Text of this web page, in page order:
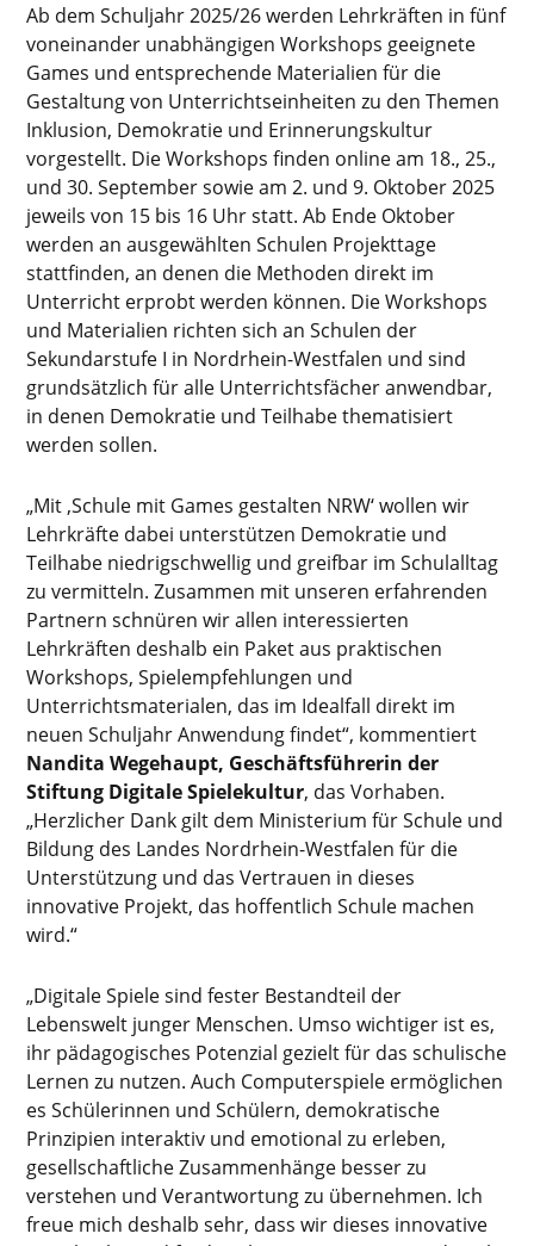
Ab dem Schuljahr 2025/26 werden Lehrkräften in fünf
voneinander unabhängigen Workshops geeignete
Games und entsprechende Materialien für die
Gestaltung von Unterrichtseinheiten zu den Themen
Inklusion, Demokratie und Erinnerungskultur
vorgestellt. Die Workshops finden online am 18., 25.,
und 30. September sowie am 2. und 9. Oktober 2025
jeweils von 15 bis 16 Uhr statt. Ab Ende Oktober
werden an ausgewählten Schulen Projekttage
stattfinden, an denen die Methoden direkt im
Unterricht erprobt werden können. Die Workshops
und Materialien richten sich an Schulen der
Sekundarstufe I in Nordrhein-Westfalen und sind
grundsätzlich für alle Unterrichtsfächer anwendbar,
in denen Demokratie und Teilhabe thematisiert
werden sollen.
„Mit ‚Schule mit Games gestalten NRW‘ wollen wir
Lehrkräfte dabei unterstützen Demokratie und
Teilhabe niedrigschwellig und greifbar im Schulalltag
zu vermitteln. Zusammen mit unseren erfahrenden
Partnern schnüren wir allen interessierten
Lehrkräften deshalb ein Paket aus praktischen
Workshops, Spielempfehlungen und
Unterrichtsmaterialen, das im Idealfall direkt im
neuen Schuljahr Anwendung findet“, kommentiert
Nandita Wegehaupt, Geschäftsführerin der
Stiftung Digitale Spielekultur, das Vorhaben.
„Herzlicher Dank gilt dem Ministerium für Schule und
Bildung des Landes Nordrhein-Westfalen für die
Unterstützung und das Vertrauen in dieses
innovative Projekt, das hoffentlich Schule machen
wird.“
„Digitale Spiele sind fester Bestandteil der
Lebenswelt junger Menschen. Umso wichtiger ist es,
ihr pädagogisches Potenzial gezielt für das schulische
Lernen zu nutzen. Auch Computerspiele ermöglichen
es Schülerinnen und Schülern, demokratische
Prinzipien interaktiv und emotional zu erleben,
gesellschaftliche Zusammenhänge besser zu
verstehen und Verantwortung zu übernehmen. Ich
freue mich deshalb sehr, dass wir dieses innovative